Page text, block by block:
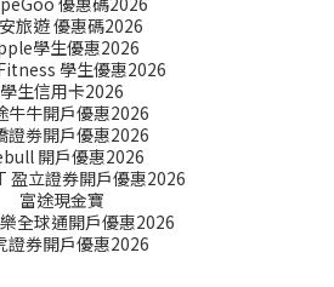
旅遊 優惠碼2026
學生優惠2026
學生優惠2026
學生信用卡2026
牛牛開戶優惠2026
證劵開戶優惠2026
開戶優惠2026
盈立證券開戶優惠2026
富途現金寶
全球通開戶優惠2026
證券開戶優惠2026